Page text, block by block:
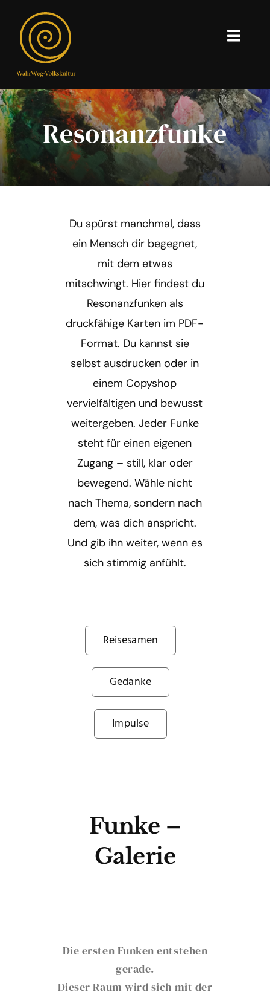
content
Toggle
Home
WahrWeg
Volkskultur
Volksnetzwerk
Resonanzfunke
Resonanzfunke
Du spürst manchmal, dass
ein Mensch dir begegnet,
mit dem etwas
mitschwingt. Hier findest du
Resonanzfunken als
druckfähige Karten im PDF-
Format. Du kannst sie
selbst ausdrucken oder in
einem Copyshop
vervielfältigen und bewusst
weitergeben. Jeder Funke
steht für einen eigenen
Zugang – still, klar oder
bewegend. Wähle nicht
nach Thema, sondern nach
dem, was dich anspricht.
Und gib ihn weiter, wenn es
sich stimmig anfühlt.
Reisesamen
Gedanke
Impulse
Funke –
Galerie
Die ersten Funken entstehen
gerade.
Dieser Raum wird sich mit der